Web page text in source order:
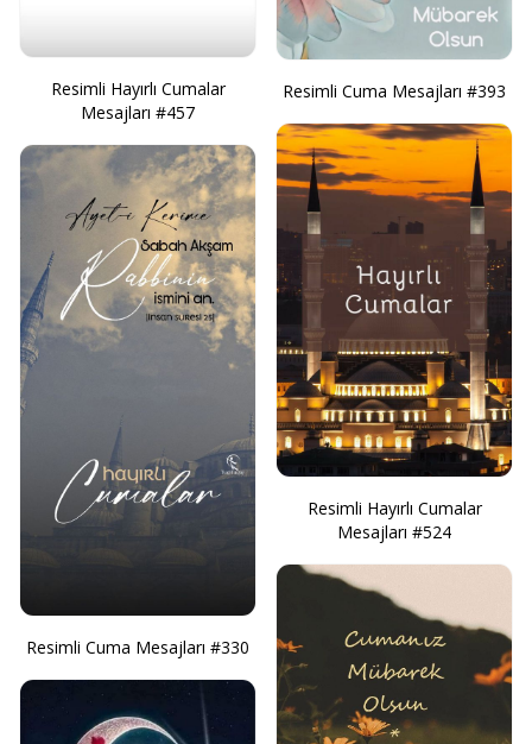
Resimli Hayırlı Cumalar
Mesajları #457
Resimli Cuma Mesajları #330
Resimli Cuma Mesajları #393
Resimli Hayırlı Cumalar
Mesajları #524